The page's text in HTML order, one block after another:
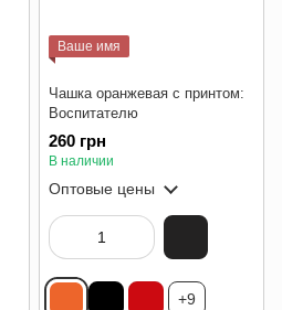
Ваше имя
Чашка оранжевая с принтом:
Воспитателю
260 грн
В наличии
Оптовые цены
+9